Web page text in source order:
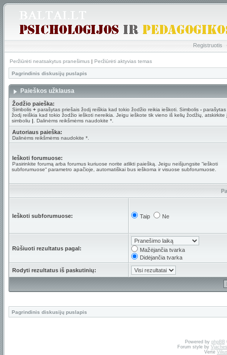
Registruotis
Peržiūrėti neatsakytus pranešimus | Peržiūrėti aktyvias temas
Pagrindinis diskusijų puslapis
Paieškos užklausa
Žodžio paieška:
Simbolis + parašytas priešais žodį reiškia kad tokio žodžio reikia ieškoti. Simbolis - parašytas
žodį reiškia kad tokio žodžio ieškoti nereikia. Jeigu ieškote tik vieno iš kelių žodžių, atskirkite
simboliu | . Dalinėms reikšmėms naudokite *.
Autoriaus paieška:
Dalinėms reikšmėms naudokite *.
Ieškoti forumuose:
Pasirinkite forumą arba forumus kuriuose norite atlikti paiešką. Jeigu neišjungsite “ieškoti
subforumuose“ parametro apačioje, automatiškai bus ieškoma ir visuose subforumuose.
Ieškoti subforumuose: Taip Ne
Rūšiuoti rezultatus pagal:
Mažėjančia tvarka
Didėjančia tvarka
Rodyti rezultatus iš paskutinių:
Pagrindinis diskusijų puslapis
Powered by phpBB
Forum style by
Vertė